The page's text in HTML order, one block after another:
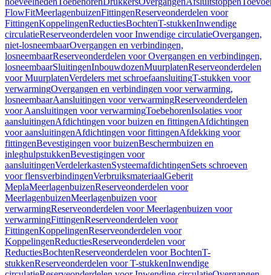
FlowFitMeerlagenbuizenFittingenReserveonderdelen voor
FittingenKoppelingenReductiesBochtenT-stukkenInwendige
circulatieReserveonderdelen voor Inwendige circulatieOvergangen,
niet-losneembaarOvergangen en verbindingen,
losneembaarReserveonderdelen voor Overgangen en verbindingen,
losneembaarSluitingenInbouwdozenMuurplatenReserveonderdelen
voor MuurplatenVerdelers met schroefaansluitingT-stukken voor
verwarmingOvergangen en verbindingen voor verwarming,
losneembaarAansluitingen voor verwarmingReserveonderdelen
voor Aansluitingen voor verwarmingToebehorenIsolaties voor
aansluitingenAfdichtingen voor buizen en fittingenAfdichtingen
voor aansluitingenAfdichtingen voor fittingenAfdekking voor
fittingenBevestigingen voor buizenBeschermbuizen en
inleghulpstukkenBevestigingen voor
aansluitingenVerdelerkastenSysteemafdichtingenSets schroeven
voor flensverbindingenVerbruiksmateriaalGeberit
MeplaMeerlagenbuizenReserveonderdelen voor
MeerlagenbuizenMeerlagenbuizen voor
verwarmingReserveonderdelen voor Meerlagenbuizen voor
verwarmingFittingenReserveonderdelen voor
FittingenKoppelingenReserveonderdelen voor
KoppelingenReductiesReserveonderdelen voor
ReductiesBochtenReserveonderdelen voor BochtenT-
stukkenReserveonderdelen voor T-stukkenInwendige